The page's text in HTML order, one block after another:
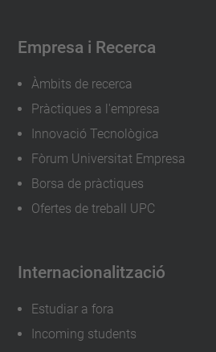
Empresa i Recerca
Àmbits de recerca
Pràctiques a l'empresa
Innovació Tecnològica
Fòrum Universitat Empresa
Borsa de pràctiques
Ofertes de treball UPC
Internacionalització
Estudiar a fora
Incoming students